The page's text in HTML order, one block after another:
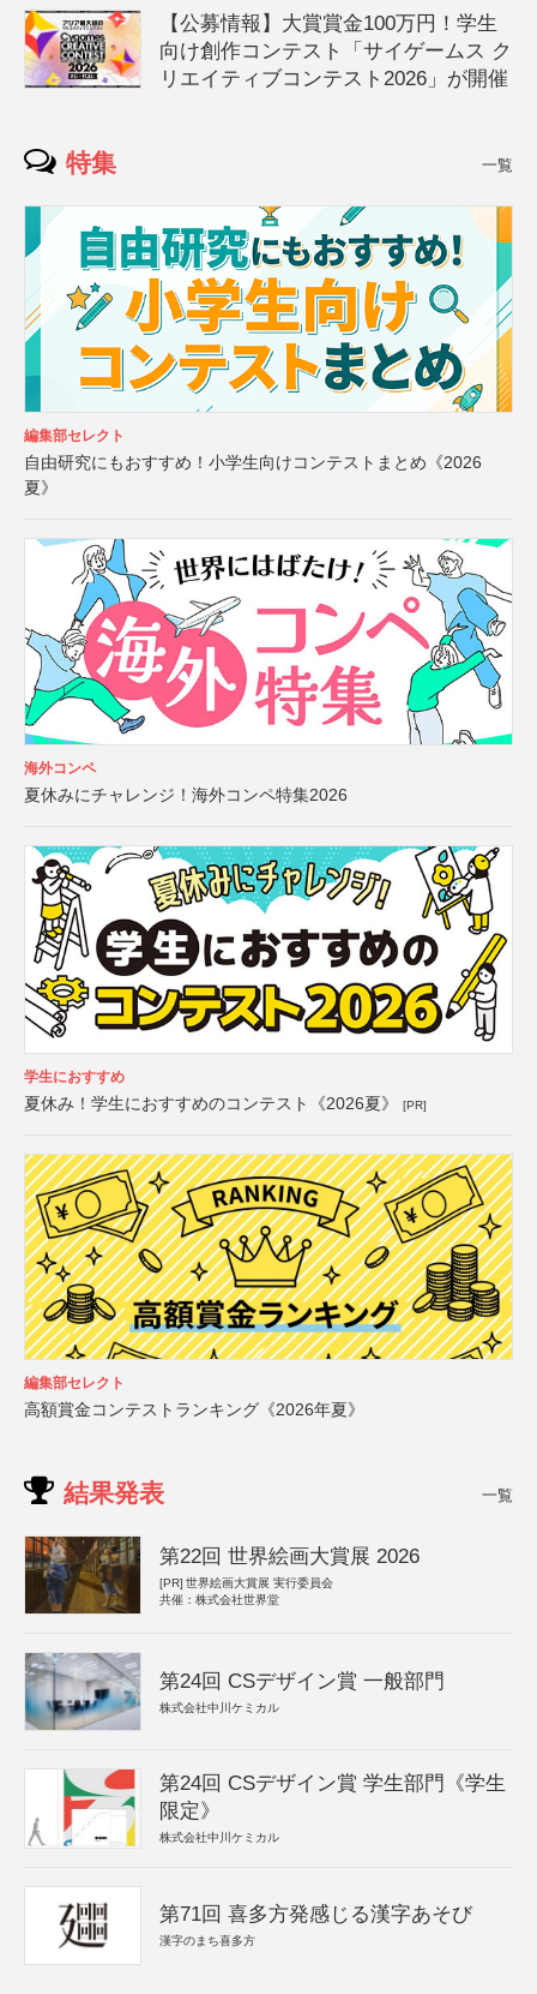
【公募情報】大賞賞金100万円！学生
向け創作コンテスト「サイゲームス ク
リエイティブコンテスト2026」が開催
特集 一覧
編集部セレクト
自由研究にもおすすめ！小学生向けコンテストまとめ《2026
夏》
海外コンペ
夏休みにチャレンジ！海外コンペ特集2026
学生におすすめ
夏休み！学生におすすめのコンテスト《2026夏》 [PR]
編集部セレクト
高額賞金コンテストランキング《2026年夏》
結果発表 一覧
第22回 世界絵画大賞展 2026
[PR] 世界絵画大賞展 実行委員会
共催：株式会社世界堂
第24回 CSデザイン賞 一般部門
株式会社中川ケミカル
第24回 CSデザイン賞 学生部門《学生
限定》
株式会社中川ケミカル
第71回 喜多方発感じる漢字あそび
漢字のまち喜多方